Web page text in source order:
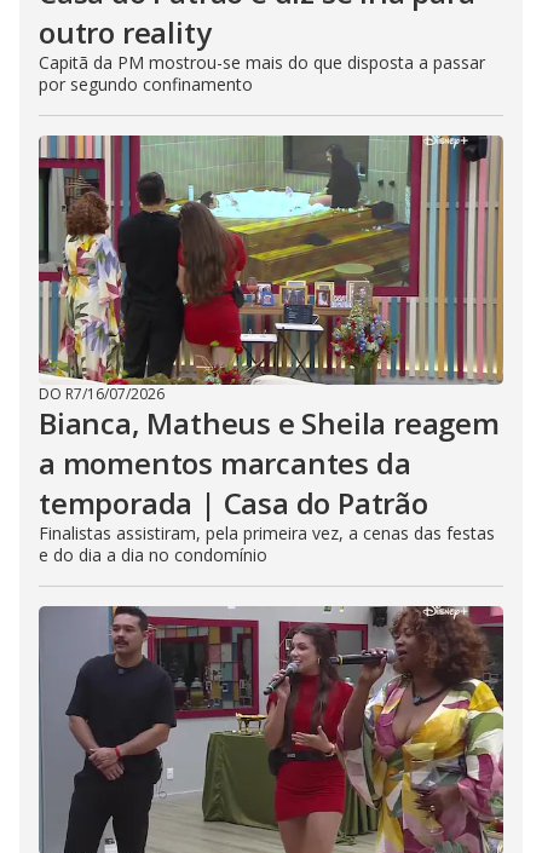
outro reality
Capitã da PM mostrou-se mais do que disposta a passar
por segundo confinamento
DO R7/16/07/2026
Bianca, Matheus e Sheila reagem
a momentos marcantes da
temporada | Casa do Patrão
Finalistas assistiram, pela primeira vez, a cenas das festas
e do dia a dia no condomínio